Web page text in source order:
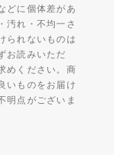
どに個体差があ
汚れ・不均一さ
られないものは
お読みいただ
めください。商
いものをお届け
明点がございま